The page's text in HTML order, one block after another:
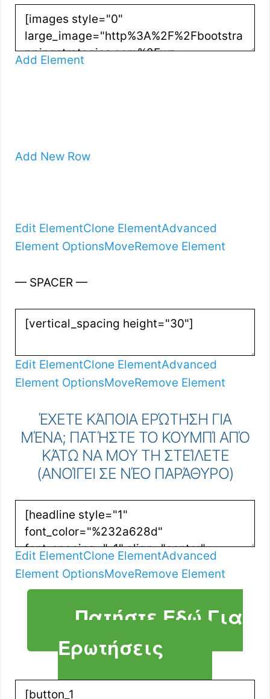
Add Element
Add New Row
Edit ElementClone ElementAdvanced
Element OptionsMoveRemove Element
— SPACER —
Edit ElementClone ElementAdvanced
Element OptionsMoveRemove Element
ΈΧΕΤΕ ΚΆΠΟΙΑ ΕΡΏΤΗΣΗ ΓΙΑ
ΜΈΝΑ; ΠΑΤΉΣΤΕ ΤΟ ΚΟΥΜΠΊ ΑΠΌ
ΚΆΤΩ ΝΑ ΜΟΥ ΤΗ ΣΤΕΊΛΕΤΕ
(ΑΝΟΊΓΕΙ ΣΕ ΝΈΟ ΠΑΡΆΘΥΡΟ)
Edit ElementClone ElementAdvanced
Element OptionsMoveRemove Element
Πατήστε Εδώ Για
Ερωτήσεις